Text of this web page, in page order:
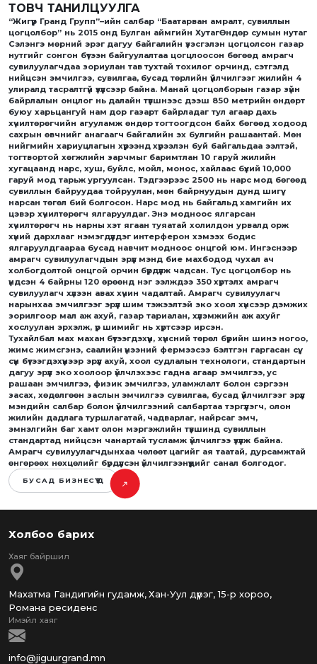
ТОВЧ ТАНИЛЦУУЛГА
“Жигүүр Гранд Групп”–ийн салбар “Баатарван амралт, сувиллын
цогцолбор” нь 2015 онд Булган аймгийн ХутагӨндөр сумын нутаг
Сэлэнгэ мөрний эрэг дагуу байгалийн үзэсгэлэн цогцолсон газар
нутгийг сонгон бүтээн байгуулалтаа цогцлоосон бөгөөд амрагч
сувилуулагчдаа зориулан тав тухтай тохилог орчинд, сэтгэлд
нийцсэн эмчилгээ, сувилгаа, бусад төрлийн үйлчилгээг жилийн 4
улиралд тасралтгүй үзүүлсээр байна. Манай цогцолборын газар зүйн
байрлалын онцлог нь далайн түвшнээс дээш 850 метрийн өндөрт
буюу харьцангуй нам дор газарт байрладаг тул агаар дахь
хүчилтөрөгчийн агууламж өндөр тогтоогдсон байх бөгөөд ходоод
сахрын өвчнийг анагаагч байгалийн эх булгийн рашаантай. Мөн
нийгмийн хариуцлагын хүрээнд хүрээлэн буй байгальдаа ээлтэй,
тогтвортой хөгжлийн зарчмыг баримтлан 10 гаруй жилийн
хугацаанд нарс, хуш, буйлс, мойл, монос, хайлаас бүхий 10,000
гаруй мод тарьж ургуулсан. Тэдгээрээс 2500 нь нарс мод бөгөөд
сувиллын байруудаа тойруулан, мөн байрнуудын дунд шигүү
нарсан төгөл бий болгосон. Нарс мод нь байгальд хамгийн их
цэвэр хүчилтөрөгч ялгаруулдаг. Энэ модноос ялгарсан
хүчилтөрөгч нь нарны хэт ягаан туяатай холилдон урвалд орж
хүний дархлааг нэмэгдүүлдэг интерферон хэмээх бодис
ялгаруулдгаараа бусад навчит модноос онцгой юм. Ингэснээр
амрагч сувилуулагчдын эрүүл мэнд бие махбодод чухал ач
холбогдолтой онцгой орчин бүрдүүлж чадсан. Тус цогцолбор нь
үндсэн 4 байрны 120 өрөөнд нэг ээлждээ 350 хүртэлх амрагч
сувилуулагч хүлээн авах хүчин чадалтай. Амрагч сувилуулагч
нарынхаа эмчилгээг эрүүл шим тэжээлтэй эко хоол хүнсээр дэмжих
зорилгоор мал аж ахуй, газар тариалан, хүлэмжийн аж ахуйг
хослуулан эрхэлж, үр шимийг нь хүртсээр ирсэн.
Тухайлбал мах махан бүтээгдэхүүн, хүнсний төрөл бүрийн шинэ ногоо,
жимс жимсгэнэ, саалийн үнээний фермээсээ бэлтгэн гаргасан сүү,
сүүн бүтээгдэхүүнээр эрүүл ахуй, хоол судлалын технологи, стандартын
дагуу эрүүл эко хоолоор үйлчлэхээс гадна агаар эмчилгээ, ус
рашаан эмчилгээ, физик эмчилгээ, уламжлалт болон сэргээн
засах, хөдөлгөөн заслын эмчилгээ сувилгаа, бусад үйлчилгээг эрүүл
мэндийн салбар болон үйлчилгээний салбартаа тэргүүлэгч, олон
жилийн дадлага туршлагатай, чадварлаг, найрсаг эмч,
эмнэлгийн баг хамт олон мэргэжлийн түвшинд сувиллын
стандартад нийцсэн чанартай тусламж үйлчилгээ үзүүлж байна.
Амрагч сувилуулагчдынхаа чөлөөт цагийг ая таатай, дурсамжтай
өнгөрөөх нөхцөлийг бүрдүүлсэн үйлчилгээнүүдийг санал болгодог.
БУСАД БИЗНЕСҮҮД
Холбоо барих
Махатма Гандигийн гудамж, Хан-Уул дүүрэг, 15-р хороо,
Романа ресиденс
info@jiguurgrand.mn